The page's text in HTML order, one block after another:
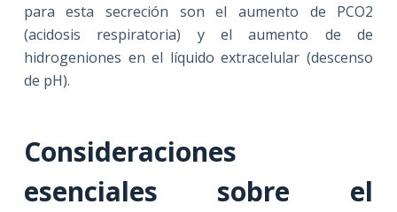
para esta secreción son el aumento de PCO2
(acidosis respiratoria) y el aumento de de
hidrogeniones en el líquido extracelular (descenso
de pH).
Consideraciones
esenciales sobre el